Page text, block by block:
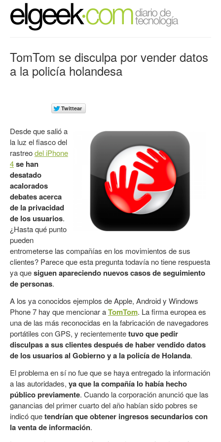
TomTom se disculpa por vender datos
a la policía holandesa
Desde que salió a
la luz el fiasco del
rastreodel iPhone
4se han
desatado
acalorados
debates acerca
de la privacidad
de los usuarios.
¿Hasta qué punto
pueden
entrometerse las compañías en los movimientos de sus
clientes? Parece que esta pregunta todavía no tiene respuesta
ya quesiguen apareciendo nuevos casos de seguimiento
de personas.
A los ya conocidos ejemplos de Apple, Android y Windows
Phone 7 hay que mencionar aTomTom. La firma europea es
una de las más reconocidas en la fabricación de navegadores
portátiles con GPS, y recientementetuvo que pedir
disculpas a sus clientes después de haber vendido datos
de los usuarios al Gobierno y a la policía de Holanda.
El problema en sí no fue que se haya entregado la información
a las autoridades, ya que la compañía lo había hecho
público previamente. Cuando la corporación anunció que las
ganancias del primer cuarto del año habían sido pobres se
indicó quetendrían que obtener ingresos secundarios con
la venta de información.